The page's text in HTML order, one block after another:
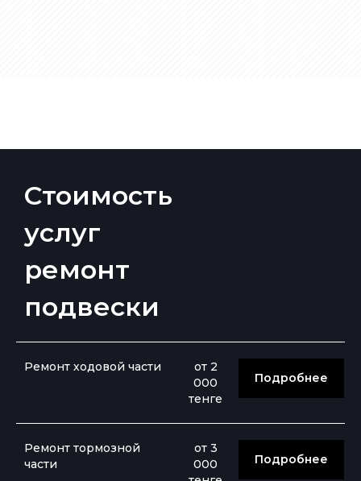
Стоимость
услуг
ремонт
подвески
Ремонт ходовой части
от 2
000
тенге
Подробнее
Ремонт тормозной
части
от 3
000
Подробнее